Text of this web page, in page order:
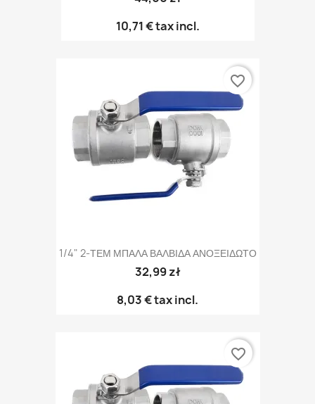
10,71 €tax incl.
1/4" 2-ΤΕΜ ΜΠΑΛΑ ΒΑΛΒΙΔΑ ΑΝΟΞΕΙΔΩΤΟ
32,99 zł
8,03 €tax incl.
favorite_border
favorite_border